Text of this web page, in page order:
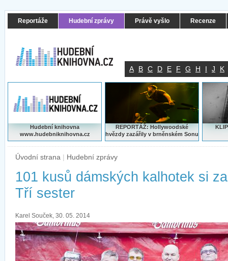
Reportáže Hudební zprávy Právě vyšlo Recenze
A B C D E F G H I J K
Hudební knihovna
www.hudebniknihovna.cz
REPORTÁŽ: Hollywoodské
hvězdy zazářily v brněnském Sonu
Úvodní strana | Hudební zprávy
101 kusů dámských kalhotek si
Tří sester
Karel Souček, 30. 05. 2014